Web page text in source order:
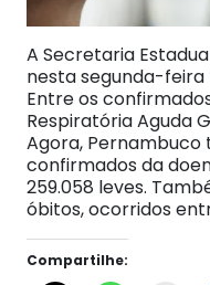
A Secretaria
nesta segunda-feira
Entre os
Respiratória Aguda
Agora, Pernambuco
confirmados da
259.058 leves.
óbitos, ocorridos
Compartilhe: